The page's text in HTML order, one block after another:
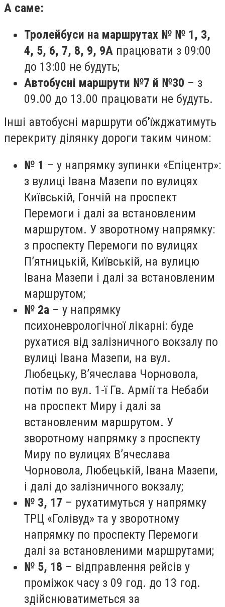
А саме:
Тролейбуси на маршрутах № № 1, 3,
4, 5, 6, 7, 8, 9, 9А працювати з 09:00
до 13:00 не будуть;
Автобусні маршрути №7 й №30 – з
09.00 до 13.00 працювати не будуть.
Інші автобусні маршрути об'їжджатимуть
перекриту ділянку дороги таким чином:
№ 1 – у напрямку зупинки «Епіцентр»:
з вулиці Івана Мазепи по вулицях
Київській, Гончій на проспект
Перемоги і далі за встановленим
маршрутом. У зворотному напрямку:
з проспекту Перемоги по вулицях
П’ятницькій, Київській, на вулицю
Івана Мазепи і далі за встановленим
маршрутом;
№ 2а – у напрямку
психоневрологічної лікарні: буде
рухатися від залізничного вокзалу по
вулиці Івана Мазепи, на вул.
Любецьку, В’ячеслава Чорновола,
потім по вул. 1-ї Гв. Армії та Небаби
на проспект Миру і далі за
встановленим маршрутом. У
зворотному напрямку з проспекту
Миру по вулицях В’ячеслава
Чорновола, Любецькій, Івана Мазепи,
і далі до залізничного вокзалу;
№ 3, 17 – рухатимуться у напрямку
ТРЦ «Голівуд» та у зворотному
напрямку по проспекту Перемоги
далі за встановленими маршрутами;
№ 5, 18 – відправлення рейсів у
проміжок часу з 09 год. до 13 год.
здійснюватиметься за